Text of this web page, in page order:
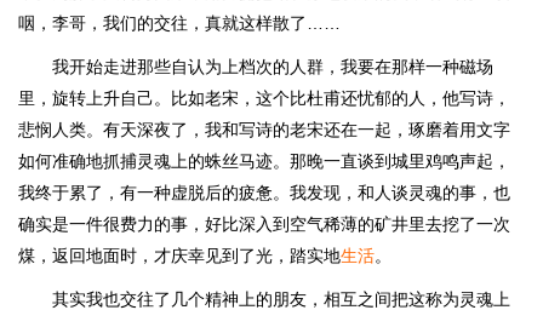
咽，李哥，我们的交往，真就这样散了……
我开始走进那些自认为上档次的人群，我要在那样一种磁场
里，旋转上升自己。比如老宋，这个比杜甫还忧郁的人，他写诗，
悲悯人类。有天深夜了，我和写诗的老宋还在一起，琢磨着用文字
如何准确地抓捕灵魂上的蛛丝马迹。那晚一直谈到城里鸡鸣声起，
我终于累了，有一种虚脱后的疲惫。我发现，和人谈灵魂的事，也
确实是一件很费力的事，好比深入到空气稀薄的矿井里去挖了一次
煤，返回地面时，才庆幸见到了光，踏实地生活。
其实我也交往了几个精神上的朋友，相互之间把这称为灵魂上